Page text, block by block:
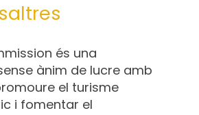
és una
ànim de lucre amb
el turisme
i fomentar el